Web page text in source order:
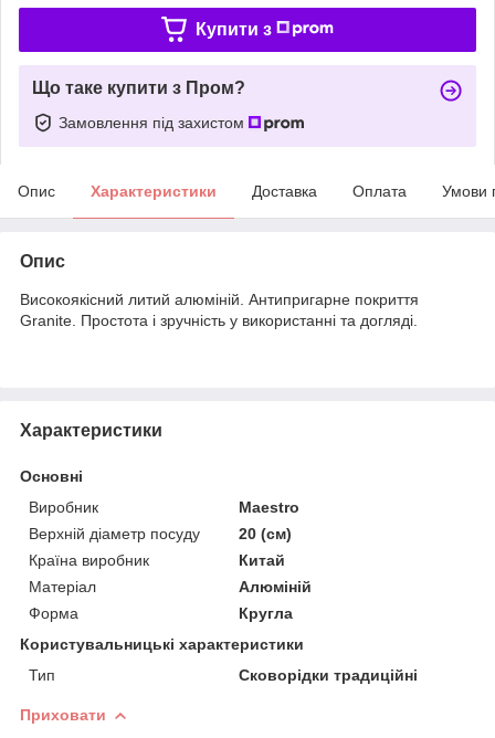
Купити з
Що таке купити з Пром?
Замовлення під захистом
Опис Характеристики Доставка Оплата Умови
Опис
Високоякісний литий алюміній. Антипригарне покриття
Granite. Простота і зручність у використанні та догляді.
Характеристики
Основні
Виробник
Maestro
Верхній діаметр посуду
20 (см)
Країна виробник
Китай
Матеріал
Алюміній
Форма
Кругла
Користувальницькі характеристики
Тип
Сковорідки традиційні
Приховати